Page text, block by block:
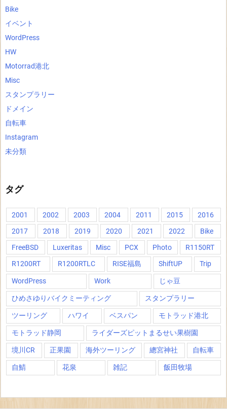
Bike
イベント
WordPress
HW
Motorrad港北
Misc
スタンプラリー
ドメイン
自転車
Instagram
未分類
タグ
2001 2002 2003 2004 2011 2015
2016
2017
2018 2019 2020 2021 2022
Bike
FreeBSD
Luxeritas Misc PCX Photo
R1150RT
R1200RT
R1200RTLC RISE福島 ShiftUP Trip
WordPress Work じゃ豆
ひめさゆりバイクミーティング スタンプラリー
ツーリング ハワイ ベスパン モトラッド港北
モトラッド静岡 ライダーズピットまるせい果樹園
境川CR 正果園 海外ツーリング 總宮神社 自転車
自鯖 花泉 雑記 飯田牧場